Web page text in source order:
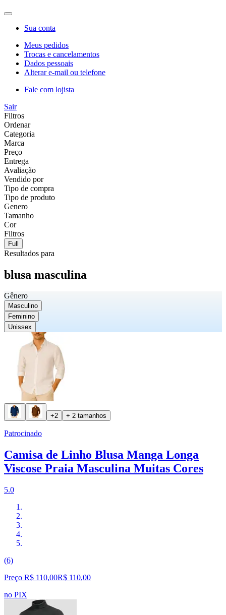
Sua conta
Meus pedidos
Trocas e cancelamentos
Dados pessoais
Alterar e-mail ou telefone
Fale com lojista
Sair
Filtros
Ordenar
Categoria
Marca
Preço
Entrega
Avaliação
Vendido por
Tipo de compra
Tipo de produto
Genero
Tamanho
Cor
Filtros
Full
Resultados para
blusa masculina
Gênero
Masculino
Feminino
Unissex
+2 + 2 tamanhos
Patrocinado
Camisa de Linho Blusa Manga Longa
Viscose Praia Masculina Muitas Cores
5.0
(6)
Preço R$ 110,00R$ 110,00
no PIX